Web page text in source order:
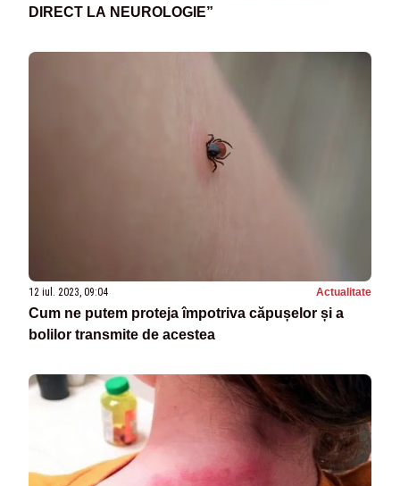
DIRECT LA NEUROLOGIE”
12 iul. 2023, 09:04 Actualitate
Cum ne putem proteja împotriva căpușelor și a
bolilor transmite de acestea